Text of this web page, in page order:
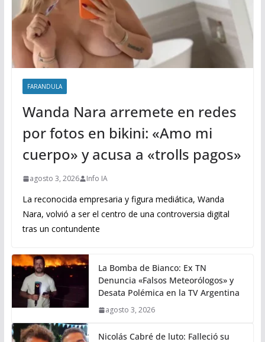
FARANDULA
Wanda Nara arremete en redes
por fotos en bikini: «Amo mi
cuerpo» y acusa a «trolls pagos»
agosto 3, 2026 Info IA
La reconocida empresaria y figura mediática, Wanda
Nara, volvió a ser el centro de una controversia digital
tras un contundente
La Bomba de Bianco: Ex TN
Denuncia «Falsos Meteorólogos» y
Desata Polémica en la TV Argentina
agosto 3, 2026
Nicolás Cabré de luto: Falleció su